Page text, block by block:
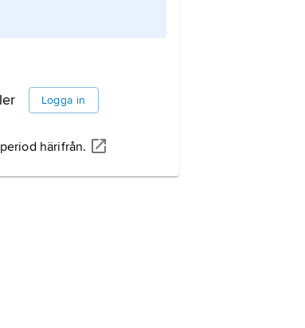
Logga in
härifrån.